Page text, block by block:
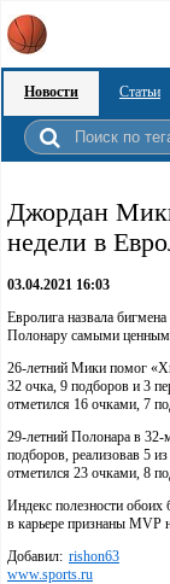
Новости Статьи
Джордан
недели в
03.04.2021 16:03
Евролига назвала
Полонару самыми
26-летний Мики помог
32 очка, 9 подборов и 3
отметился 16 очками, 7
29-летний Полонара в 32-
подборов, реализовав 5
отметился 23 очками, 8
Индекс полезности
в карьере признаны MVP
Добавил: rishon63
www.sports.ru